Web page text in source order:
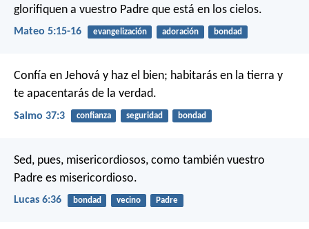
glorifiquen a vuestro Padre que está en los cielos.
Mateo 5:15-16 evangelización adoración bondad
Confía en Jehová y haz el bien; habitarás en la tierra y
te apacentarás de la verdad.
Salmo 37:3 confianza seguridad bondad
Sed, pues, misericordiosos, como también vuestro
Padre es misericordioso.
Lucas 6:36 bondad vecino Padre